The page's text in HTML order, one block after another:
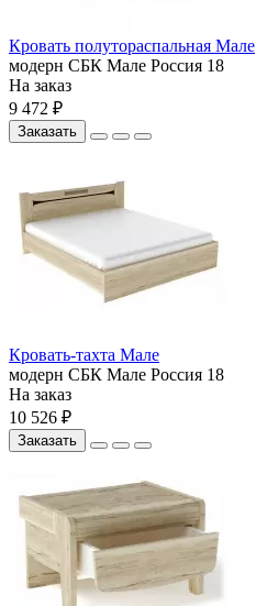
Кровать полутораспальная Мале
модерн СБК Мале Россия 18
На заказ
9 472 ₽
Заказать
Кровать-тахта Мале
модерн СБК Мале Россия 18
На заказ
10 526 ₽
Заказать